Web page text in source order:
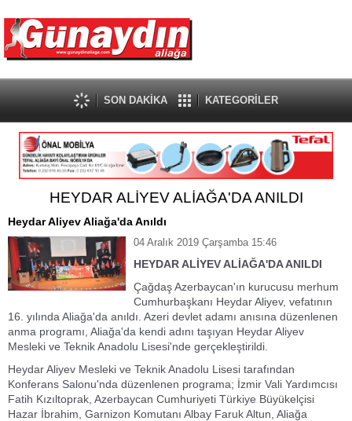
SON DAKİKA KATEGORİLER
HEYDAR ALİYEV ALİAĞA'DA ANILDI
Heydar Aliyev Aliağa'da Anıldı
04 Aralık 2019 Çarşamba 15:46
HEYDAR ALİYEV ALİAĞA'DA ANILDI
Çağdaş Azerbaycan'ın kurucusu merhum
Cumhurbaşkanı Heydar Aliyev, vefatının
16. yılında Aliağa'da anıldı. Azeri devlet adamı anısına düzenlenen
anma programı, Aliağa'da kendi adını taşıyan Heydar Aliyev
Mesleki ve Teknik Anadolu Lisesi'nde gerçekleştirildi.
Heydar Aliyev Mesleki ve Teknik Anadolu Lisesi tarafından
Konferans Salonu'nda düzenlenen programa; İzmir Vali Yardımcısı
Fatih Kızıltoprak, Azerbaycan Cumhuriyeti Türkiye Büyükelçisi
Hazar İbrahim, Garnizon Komutanı Albay Faruk Altun, Aliağa